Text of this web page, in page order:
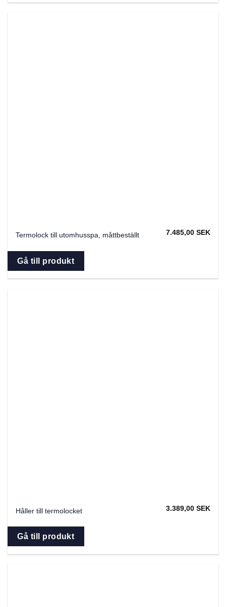
Termolock till utomhusspa, måttbeställt 7.485,00SEK
Gå till produkt
Håller till termolocket 3.389,00SEK
Gå till produkt